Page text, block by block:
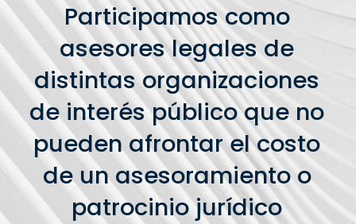
Participamos como
asesores legales de
distintas organizaciones
de interés público que no
pueden afrontar el costo
de un asesoramiento o
patrocinio jurídico